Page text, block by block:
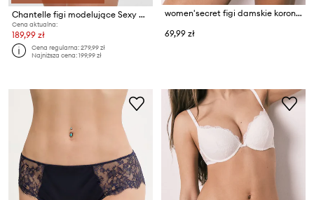
Chantelle figi modelujące Sexy Shaping
Cena aktualna:
189,99 zł
Cena regularna:279,99 zł
Najniższa cena:199,99 zł
women'secret figi damskie koronkowe
69,99 zł